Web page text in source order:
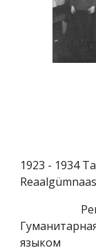
1923 - 1934
языком